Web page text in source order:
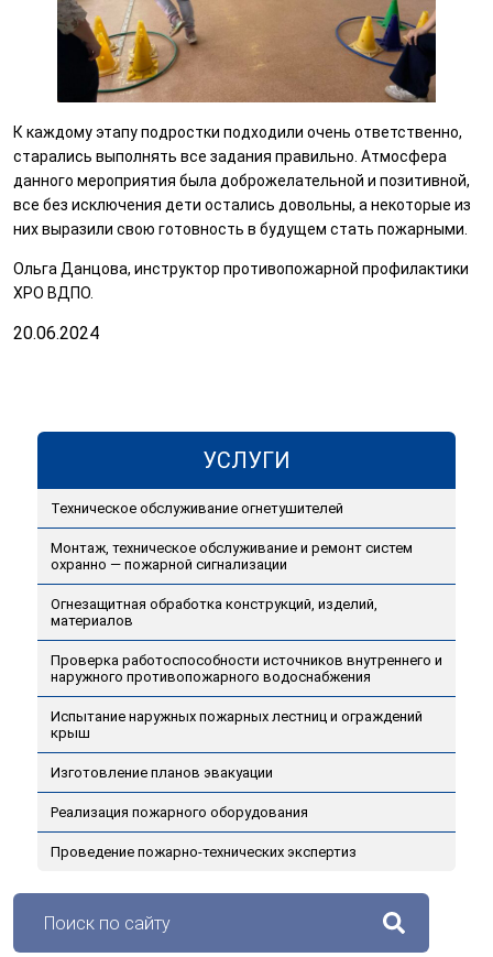
К каждому этапу подростки подходили очень ответственно,
старались выполнять все задания правильно. Атмосфера
данного мероприятия была доброжелательной и позитивной,
все без исключения дети остались довольны, а некоторые из
них выразили свою готовность в будущем стать пожарными.
Ольга Данцова, инструктор противопожарной профилактики
ХРО ВДПО.
20.06.2024
УСЛУГИ
Техническое обслуживание огнетушителей
Монтаж, техническое обслуживание и ремонт систем
охранно — пожарной сигнализации
Огнезащитная обработка конструкций, изделий,
материалов
Проверка работоспособности источников внутреннего и
наружного противопожарного водоснабжения
Испытание наружных пожарных лестниц и ограждений
крыш
Изготовление планов эвакуации
Реализация пожарного оборудования
Проведение пожарно-технических экспертиз